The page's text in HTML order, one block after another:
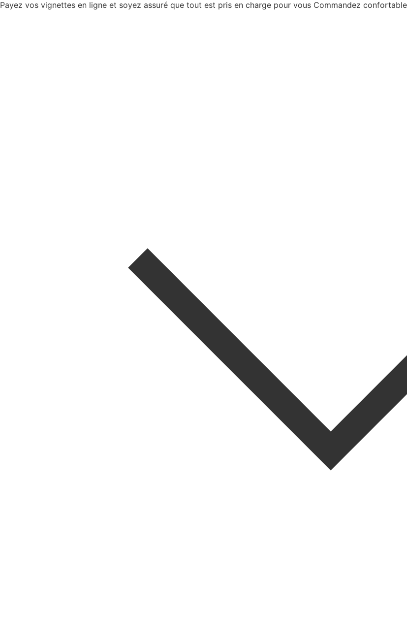
Payez vos vignettes en ligne et soyez assuré que tout est pris en charge pour vous Commandez